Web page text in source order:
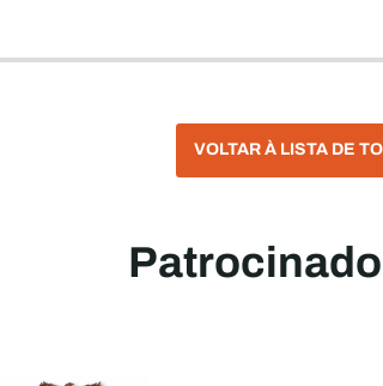
VOLTAR À LISTA DE